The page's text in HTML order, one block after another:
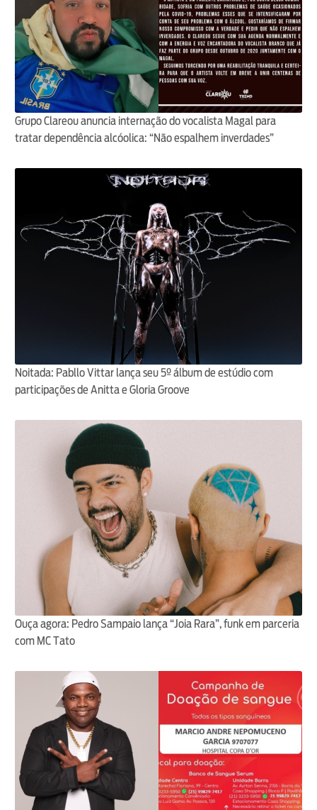
Grupo Clareou anuncia internação do vocalista Magal para
tratar dependência alcóolica: “Não espalhem inverdades”
Noitada: Pabllo Vittar lança seu 5º álbum de estúdio com
participações de Anitta e Gloria Groove
Ouça agora: Pedro Sampaio lança “Joia Rara”, funk em parceria
com MC Tato